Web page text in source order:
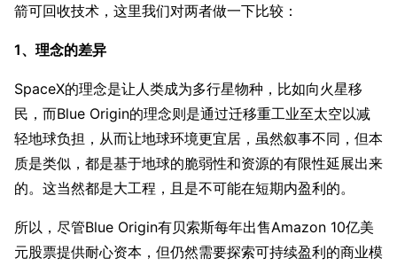
箭可回收技术，这里我们对两者做一下比较：
1、理念的差异
SpaceX的理念是让人类成为多行星物种，比如向火星移
民，而Blue Origin的理念则是通过迁移重工业至太空以减
轻地球负担，从而让地球环境更宜居，虽然叙事不同，但本
质是类似，都是基于地球的脆弱性和资源的有限性延展出来
的。这当然都是大工程，且是不可能在短期内盈利的。
所以，尽管Blue Origin有贝索斯每年出售Amazon 10亿美
元股票提供耐心资本，但仍然需要探索可持续盈利的商业模